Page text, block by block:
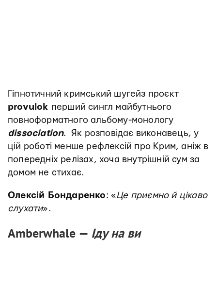
Гіпнотичний кримський шугейз проєкт
provulok перший сингл майбутнього
повноформатного альбому-монологу
dissociation. Як розповідає виконавець, у
цій роботі менше рефлексій про Крим, аніж в
попередніх релізах, хоча внутрішній сум за
домом не стихає.
Олексій Бондаренко: «Це приємно й цікаво
слухати».
Amberwhale — Іду на ви